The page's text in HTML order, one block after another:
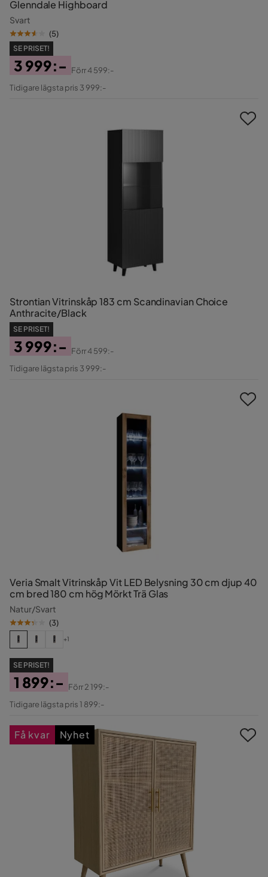
Glenndale Highboard
Svart
(5)
SE PRISET!
Pris
3 999:-
Original
Förr4 599:-
Tidigare lägsta pris 3 999:-
Strontian Vitrinskåp 183 cm Scandinavian Choice
Anthracite/Black
SE PRISET!
Pris
3 999:-
Original
Förr4 599:-
Tidigare lägsta pris 3 999:-
Veria Smalt Vitrinskåp Vit LED Belysning 30 cm djup 40
cm bred 180 cm hög Mörkt Trä Glas
Natur/Svart
(3)
+1
SE PRISET!
Pris
1 899:-
Original
Förr2 199:-
Tidigare lägsta pris 1 899:-
Få kvar Nyhet